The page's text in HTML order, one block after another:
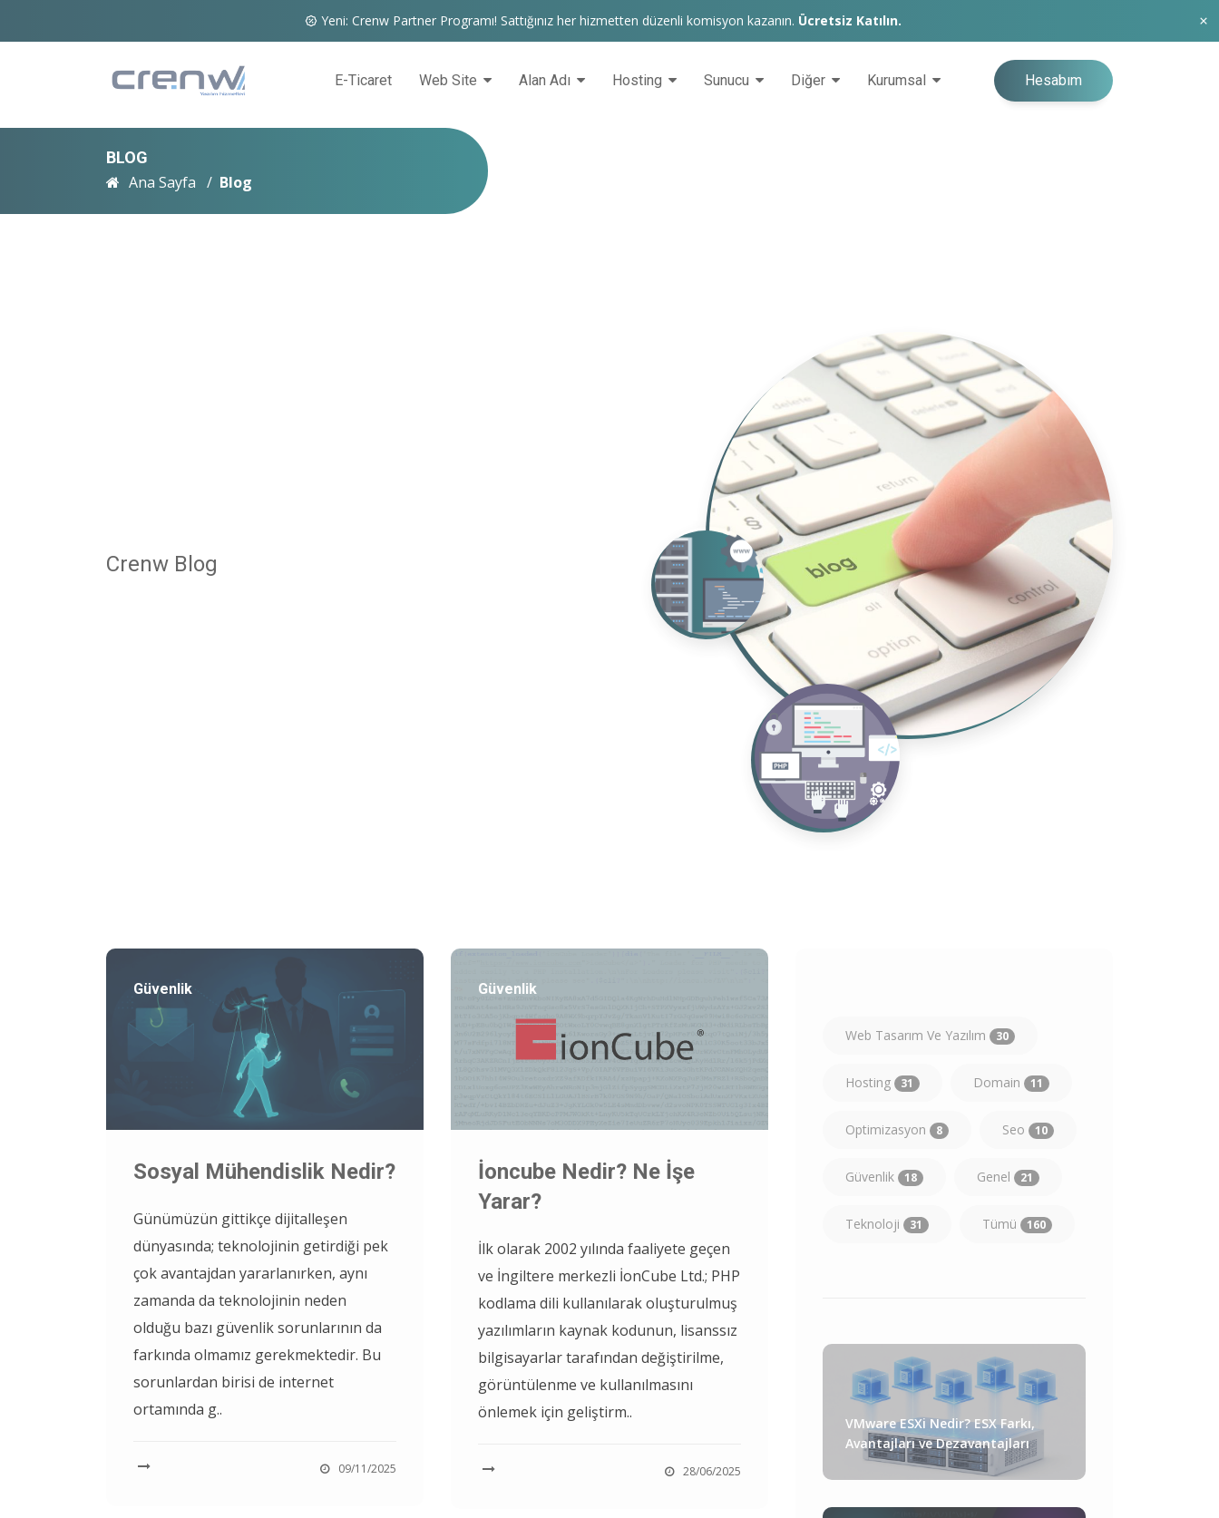
Yeni: Crenw Partner Programı! Sattığınız her hizmetten düzenli komisyon kazanın. Ücretsiz Katılın.
E-Ticaret Web Site Alan Adı Hosting Sunucu Diğer Kurumsal Hesabım
BLOG
Ana Sayfa Blog
Crenw Blog
Güvenlik
Sosyal Mühendislik Nedir?
Günümüzün gittikçe dijitalleşen
dünyasında; teknolojinin getirdiği pek
çok avantajdan yararlanırken, aynı
zamanda da teknolojinin neden
olduğu bazı güvenlik sorunlarının da
farkında olmamız gerekmektedir. Bu
sorunlardan birisi de internet
ortamında g..
09/11/2025
Güvenlik
İoncube Nedir? Ne İşe
Yarar?
İlk olarak 2002 yılında faaliyete geçen
ve İngiltere merkezli İonCube Ltd.; PHP
kodlama dili kullanılarak oluşturulmuş
yazılımların kaynak kodunun, lisanssız
bilgisayarlar tarafından değiştirilme,
görüntülenme ve kullanılmasını
önlemek için geliştirm..
28/06/2025
Web Tasarım Ve Yazılım 30
Hosting 31 Domain 11
Optimizasyon 8 Seo 10
Güvenlik 18 Genel 21
Teknoloji 31 Tümü 160
VMware ESXi Nedir? ESX Farkı,
Avantajları ve Dezavantajları